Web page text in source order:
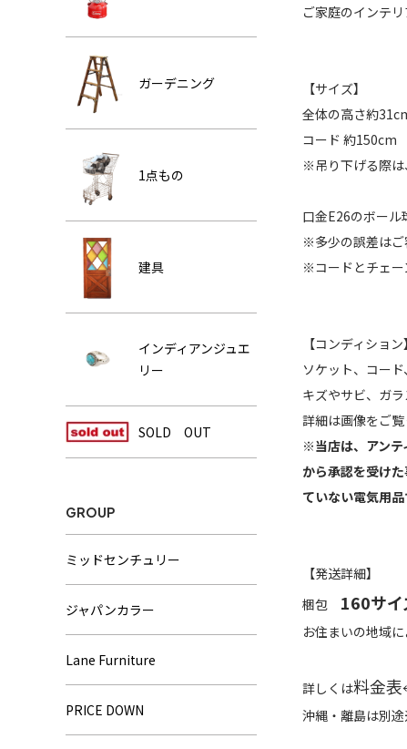
ご家庭のインテ
【サイズ】
全体の高さ約
コード 約
※吊り下げる際は
口金E26のボール
※多少の誤差はご
※コードとチェー
【コンディション】
ソケット、コー
キズやサビ、ガ
詳細は画像をご覧
※当店は、アンテ
から承認を受け
ていない電気用
【発送詳細】
梱包 160サイ
お住まいの地域に
詳しくは料金表
沖縄・離島は別
ガーデニング
1点もの
建具
インディアンジュエ
リー
SOLD OUT
GROUP
ミッドセンチュリー
ジャパンカラー
Lane Furniture
PRICE DOWN